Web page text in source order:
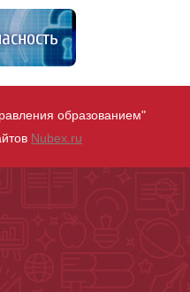
образованием"
Nubex.ru